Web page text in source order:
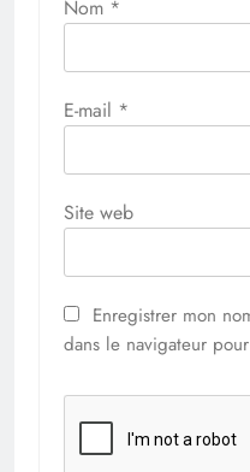
Nom *
E-mail *
Site web
Enregistrer mon
dans le navigateur